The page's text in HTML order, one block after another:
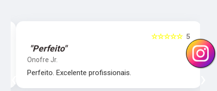
5
☆☆☆☆☆
"Perfeito"
Onofre Jr.
Perfeito. Excelente profissionais.
‹